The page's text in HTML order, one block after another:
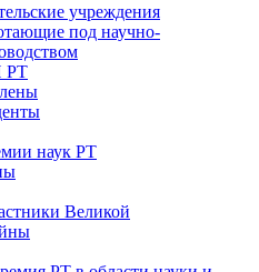
учреждения
под научно-
РТ
наук РТ
Великой